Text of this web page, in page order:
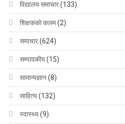
विद्यालय समाचार(133)
शिक्षककाे कलम(2)
समाचार(624)
सम्पादकीय(15)
सामान्यज्ञान(8)
साहित्य(132)
स्वास्थ्य(9)